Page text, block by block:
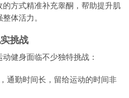
方式精准补充睾酮，帮助提升肌
体活力。
挑战
健身面临不少独特挑战：
通勤时间长，留给运动的时间非